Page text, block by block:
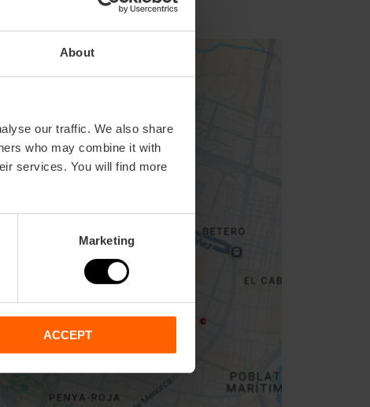
About
our traffic. We also share
who may combine it with
services. You will find more
Marketing
ACCEPT